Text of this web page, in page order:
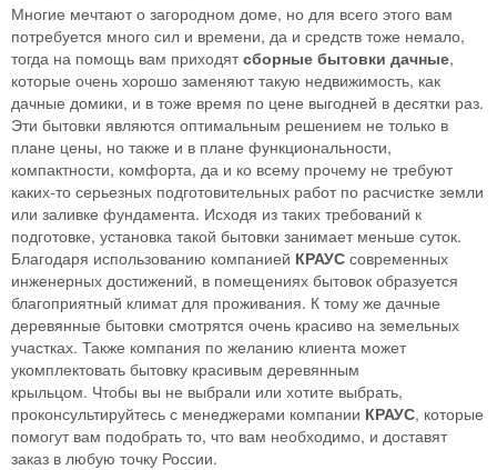
Многие мечтают о загородном доме, но для всего этого вам
потребуется много сил и времени, да и средств тоже немало,
тогда на помощь вам приходятсборные бытовки дачные,
которые очень хорошо заменяют такую недвижимость, как
дачные домики, и в тоже время по цене выгодней в десятки раз.
Эти бытовки являются оптимальным решением не только в
плане цены, но также и в плане функциональности,
компактности, комфорта, да и ко всему прочему не требуют
каких-то серьезных подготовительных работ по расчистке земли
или заливке фундамента. Исходя из таких требований к
подготовке, установка такой бытовки занимает меньше суток.
Благодаря использованию компанией КРАУС современных
инженерных достижений, в помещениях бытовок образуется
благоприятный климат для проживания. К тому же дачные
деревянные бытовки смотрятся очень красиво на земельных
участках. Также компания по желанию клиента может
укомплектовать бытовку красивым деревянным
крыльцом. Чтобы вы не выбрали или хотите выбрать,
проконсультируйтесь с менеджерами компании КРАУС, которые
помогут вам подобрать то, что вам необходимо, и доставят
заказ в любую точку России.